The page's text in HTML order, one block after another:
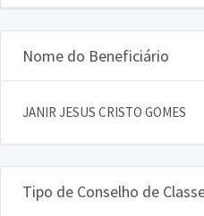
Nome do Beneficiário
JANIR JESUS CRISTO GOMES
Tipo de Conselho de